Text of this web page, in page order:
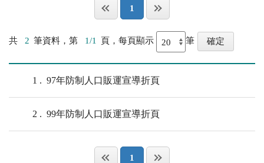
1
共 2 筆資料，第 1/1 頁，每頁顯示 筆
1 97年防制人口販運宣導折頁
2 99年防制人口販運宣導折頁
1